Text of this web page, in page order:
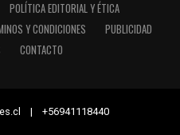
POLÍTICA EDITORIAL Y ÉTICA
Y CONDICIONES
PUBLICIDAD
CONTACTO
| +56941118440